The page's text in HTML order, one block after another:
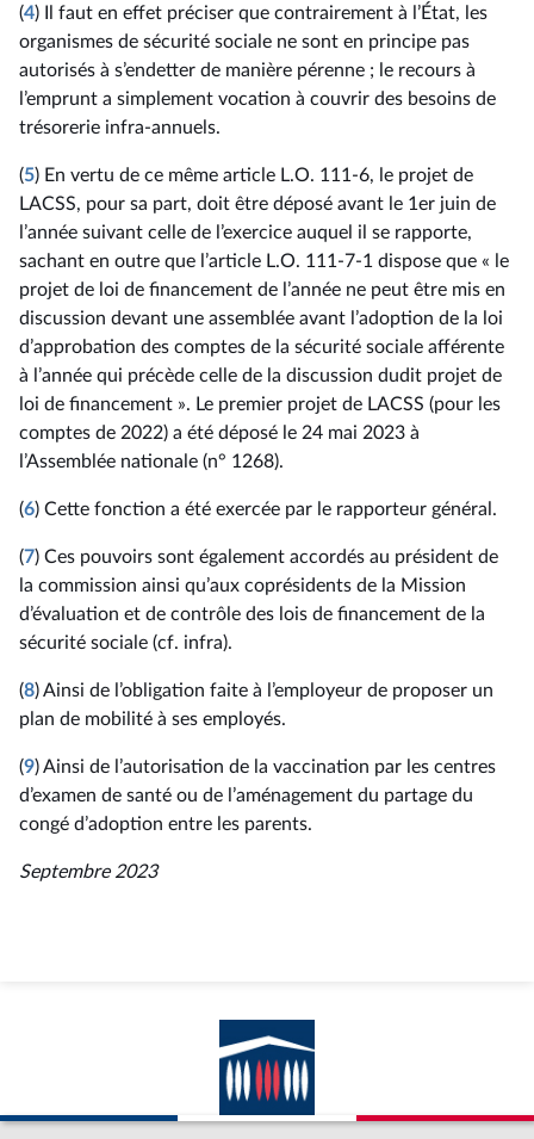
(4) Il faut en effet préciser que contrairement à l’État, les
organismes de sécurité sociale ne sont en principe pas
autorisés à s’endetter de manière pérenne ; le recours à
l’emprunt a simplement vocation à couvrir des besoins de
trésorerie infra-annuels.
(5) En vertu de ce même article L.O. 111-6, le projet de
LACSS, pour sa part, doit être déposé avant le 1er juin de
l’année suivant celle de l’exercice auquel il se rapporte,
sachant en outre que l’article L.O. 111-7-1 dispose que « le
projet de loi de financement de l’année ne peut être mis en
discussion devant une assemblée avant l’adoption de la loi
d’approbation des comptes de la sécurité sociale afférente
à l’année qui précède celle de la discussion dudit projet de
loi de financement ». Le premier projet de LACSS (pour les
comptes de 2022) a été déposé le 24 mai 2023 à
l’Assemblée nationale (n° 1268).
(6) Cette fonction a été exercée par le rapporteur général.
(7) Ces pouvoirs sont également accordés au président de
la commission ainsi qu’aux coprésidents de la Mission
d’évaluation et de contrôle des lois de financement de la
sécurité sociale (cf. infra).
(8) Ainsi de l’obligation faite à l’employeur de proposer un
plan de mobilité à ses employés.
(9) Ainsi de l’autorisation de la vaccination par les centres
d’examen de santé ou de l’aménagement du partage du
congé d’adoption entre les parents.
Septembre 2023